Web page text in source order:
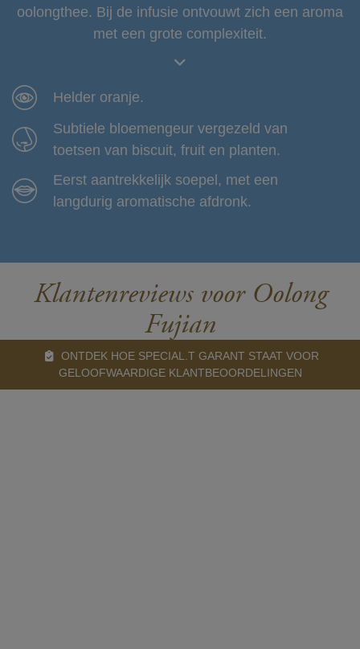
oolongthee. Bij de infusie ontvouwt zich een aroma
met een grote complexiteit.
Helder oranje.
Subtiele bloemengeur vergezeld van
toetsen van biscuit, fruit en planten.
Eerst aantrekkelijk soepel, met een
langdurig aromatische afdronk.
Klantenreviews voor Oolong
Fujian
ONTDEK HOE SPECIAL.T GARANT STAAT VOOR
GELOOFWAARDIGE KLANTBEOORDELINGEN